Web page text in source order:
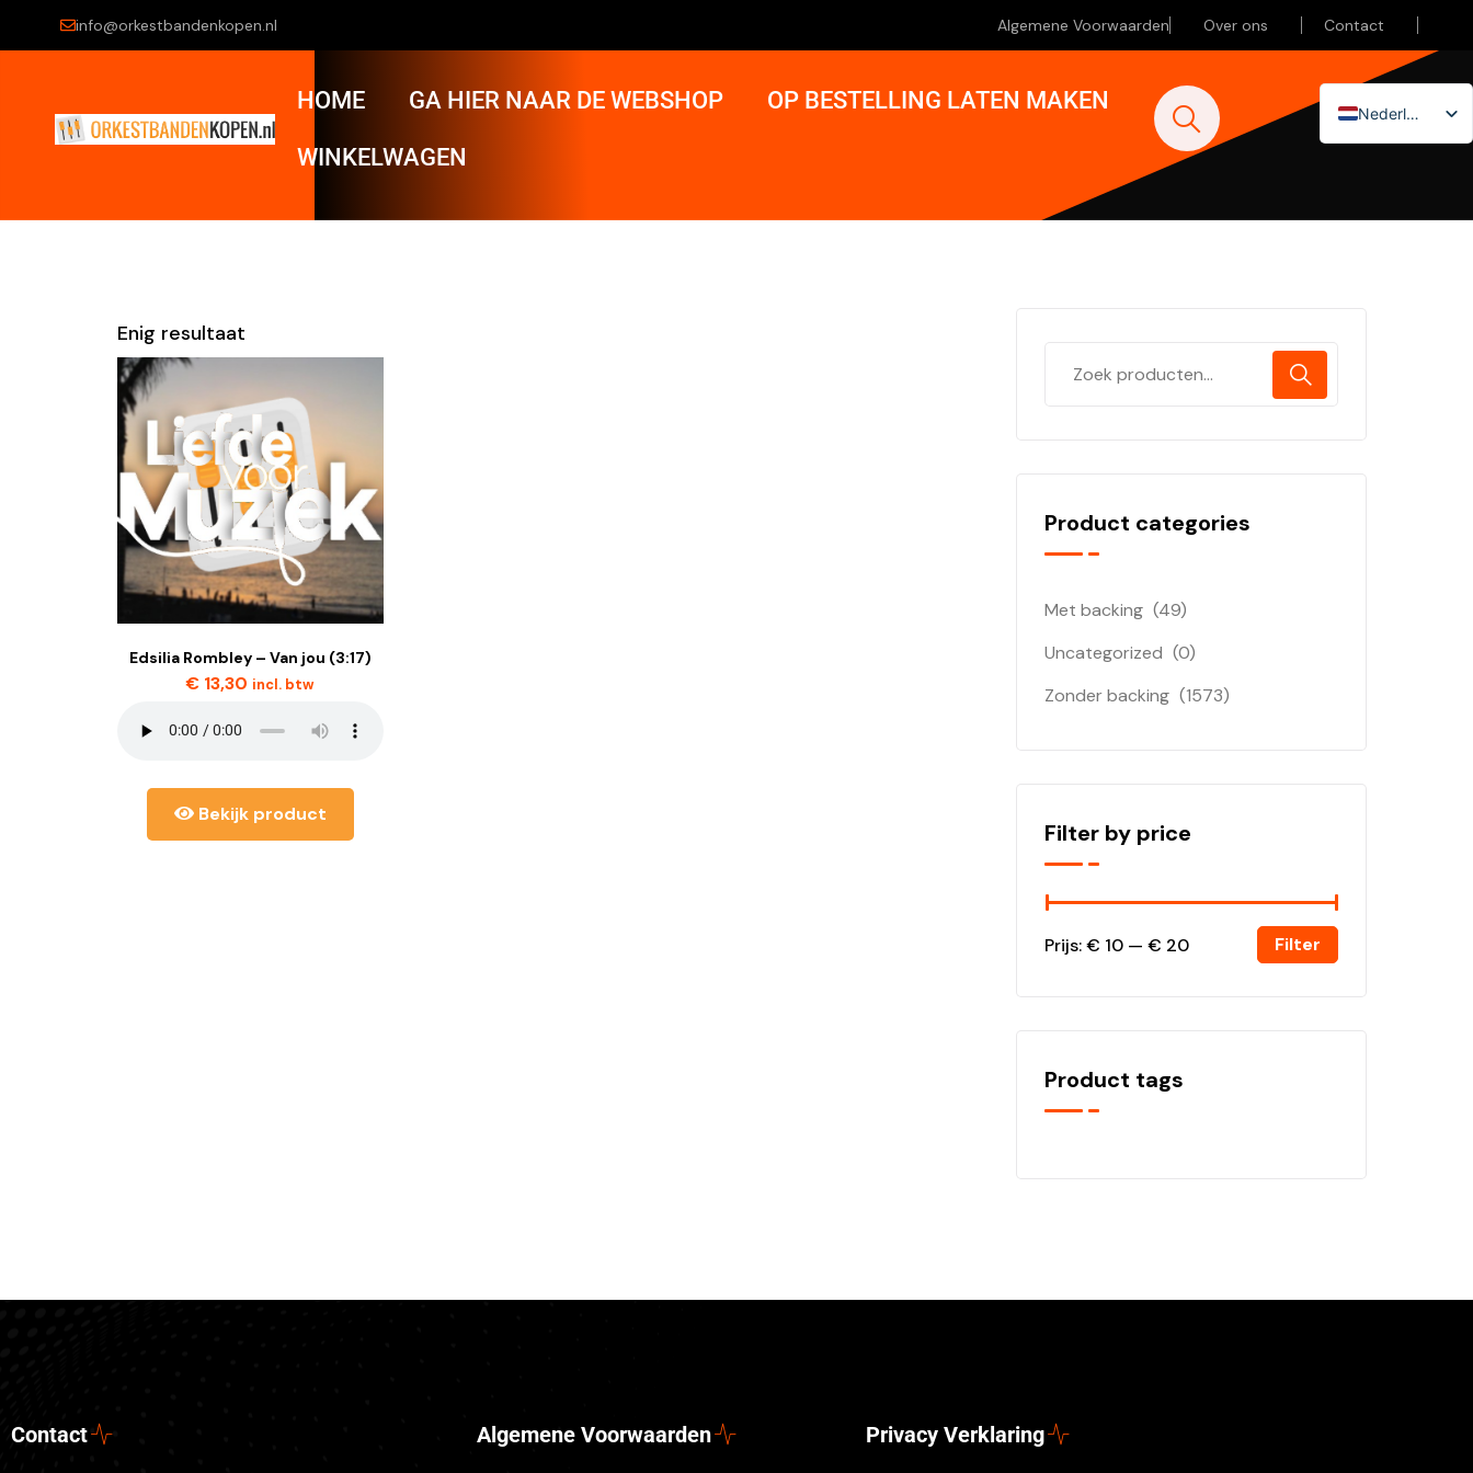
info@orkestbandenkopen.nl Algemene Voorwaarden Over ons Contact
HOME GA HIER NAAR DE WEBSHOP OP BESTELLING LATEN MAKEN
WINKELWAGEN
Nederlands
English (UK)
Enig resultaat
Edsilia Rombley – Van jou (3:17)
€ 13,30 incl. btw
Bekijk product
Product categories
Met backing (49)
Uncategorized (0)
Zonder backing (1573)
Filter by price
Filter
Prijs:€ 10 — € 20
Product tags
Contact Algemene Voorwaarden Privacy Verklaring